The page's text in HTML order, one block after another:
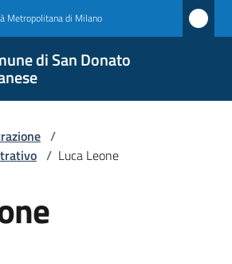
Metropolitana di Milano
di San Donato
/
/ Luca Leone